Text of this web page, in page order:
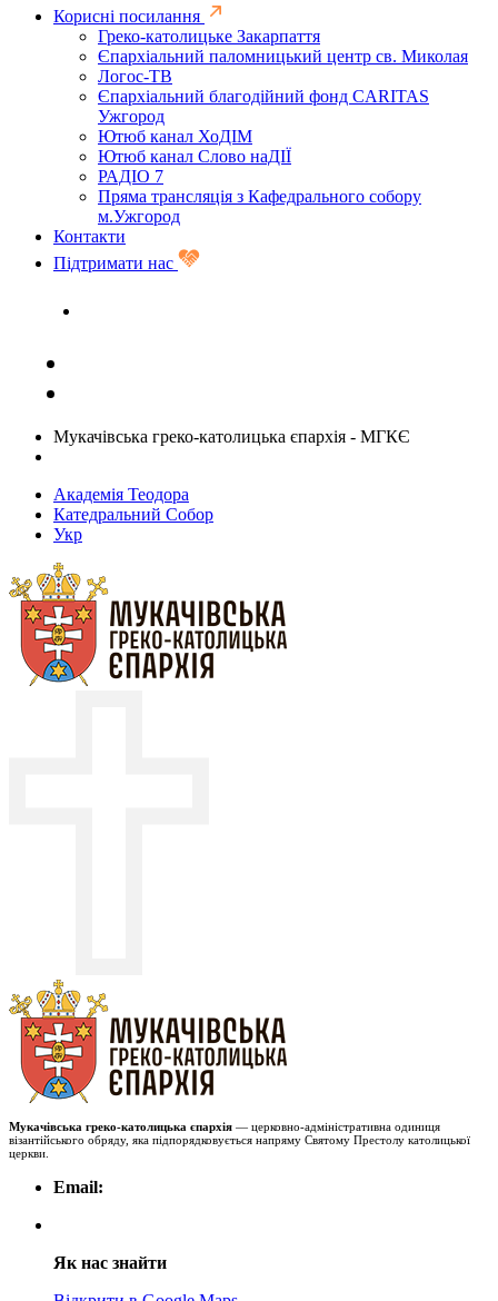
Корисні посилання
Греко-католицьке Закарпаття
Єпархіальний паломницький центр св. Миколая
Логос-ТВ
Єпархіальний благодійний фонд CARITAS
Ужгород
Ютюб канал ХоДІМ
Ютюб канал Слово наДІЇ
РАДІО 7
Пряма трансляція з Кафедрального собору
м.Ужгород
Контакти
Підтримати нас
Мукачівська греко-католицька єпархія - МГКЄ
Академія Теодора
Катедральний Собор
Укр
Мукачівська греко-католицька єпархія — церковно-адміністративна одиниця
візантійського обряду, яка підпорядковується напряму Святому Престолу католицької
церкви.
Email:
Як нас знайти